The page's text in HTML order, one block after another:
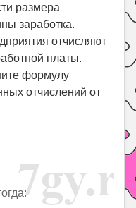
размера
заработка.
отчисляют
платы.
формулу
отчислений от